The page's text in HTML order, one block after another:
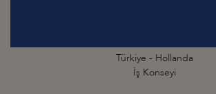
Türkiye - Hollanda
İş Konseyi